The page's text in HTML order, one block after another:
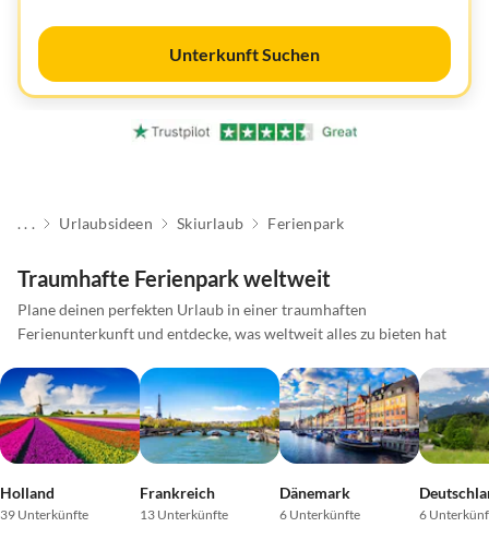
Unterkunft Suchen
. . . Urlaubsideen Skiurlaub Ferienpark
Traumhafte Ferienpark weltweit
Plane deinen perfekten Urlaub in einer traumhaften
Ferienunterkunft und entdecke, was weltweit alles zu bieten hat
Holland
39 Unterkünfte
Frankreich
13 Unterkünfte
Dänemark
6 Unterkünfte 6